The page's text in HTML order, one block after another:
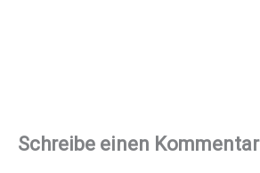
Schreibe einen Kommentar